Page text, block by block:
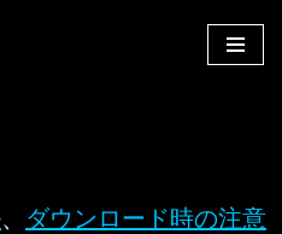
、 ダウンロード時の注意